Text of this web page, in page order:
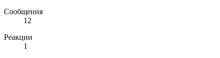
Сообщения
12
Реакции
1